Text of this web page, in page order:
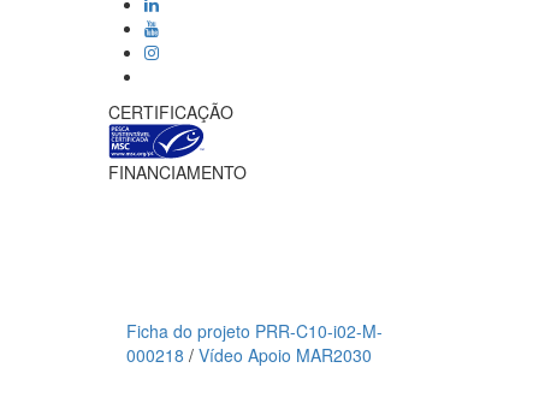
CERTIFICAÇÃO
FINANCIAMENTO
Ficha do projeto PRR-C10-i02-M-
000218 / Vídeo Apoio MAR2030